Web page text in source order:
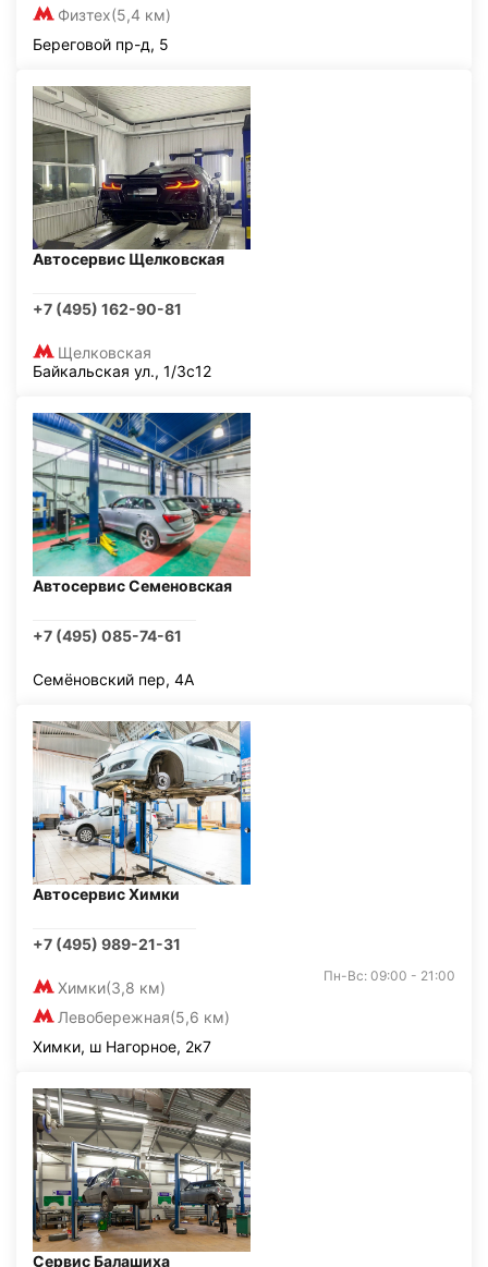
Физтех(5,4 км)
Береговой пр-д, 5
Автосервис Щелковская
+7 (495) 162-90-81
Щелковская
Байкальская ул., 1/3с12
Автосервис Семеновская
+7 (495) 085-74-61
Семёновский пер, 4А
Автосервис Химки
+7 (495) 989-21-31
Химки(3,8 км)
Левобережная(5,6 км)
Пн-Вс: 09:00 - 21:00
Химки, ш Нагорное, 2к7
Сервис Балашиха